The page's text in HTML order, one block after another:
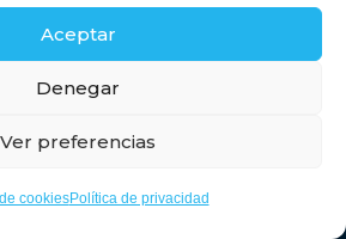
Aceptar
Denegar
Ver preferencias
cookiesPolítica de privacidad
para aceptar cookies de